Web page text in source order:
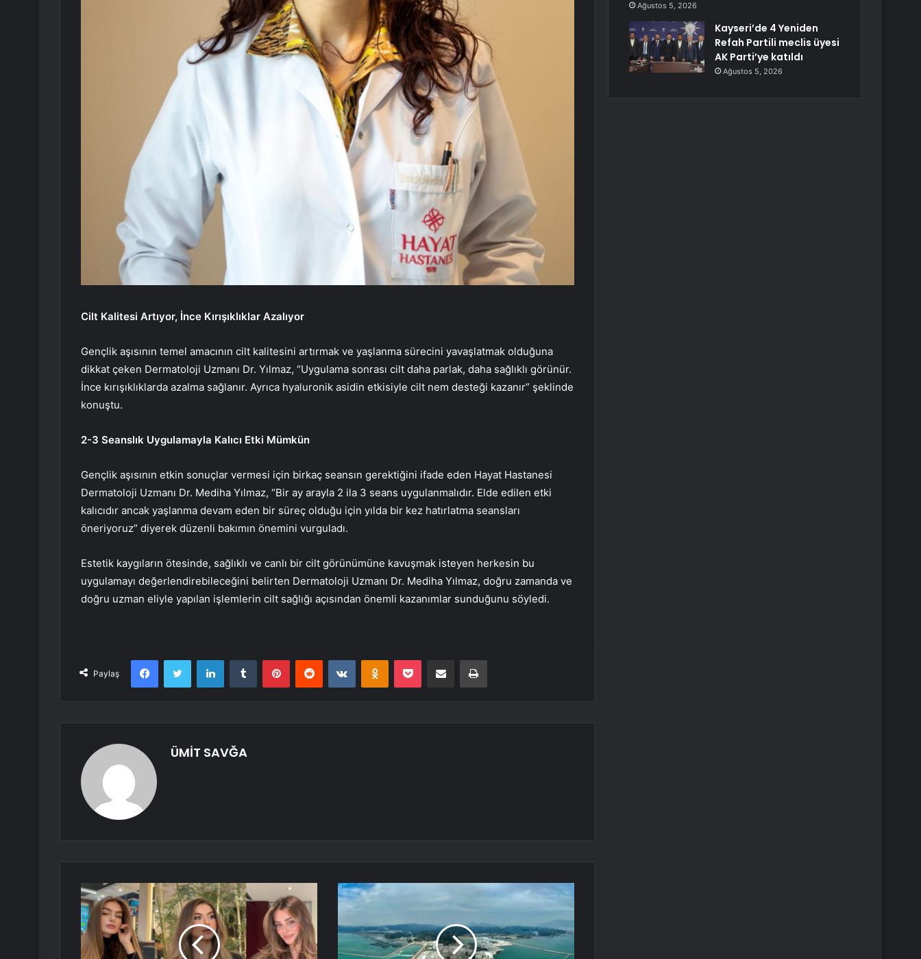
Cilt Kalitesi Artıyor, İnce Kırışıklıklar Azalıyor
Gençlik aşısının temel amacının cilt kalitesini artırmak ve yaşlanma sürecini yavaşlatmak olduğuna
dikkat çeken Dermatoloji Uzmanı Dr. Yılmaz, “Uygulama sonrası cilt daha parlak, daha sağlıklı görünür.
İnce kırışıklıklarda azalma sağlanır. Ayrıca hyaluronik asidin etkisiyle cilt nem desteği kazanır” şeklinde
konuştu.
2-3 Seanslık Uygulamayla Kalıcı Etki Mümkün
Gençlik aşısının etkin sonuçlar vermesi için birkaç seansın gerektiğini ifade eden Hayat Hastanesi
Dermatoloji Uzmanı Dr. Mediha Yılmaz, “Bir ay arayla 2 ila 3 seans uygulanmalıdır. Elde edilen etki
kalıcıdır ancak yaşlanma devam eden bir süreç olduğu için yılda bir kez hatırlatma seansları
öneriyoruz” diyerek düzenli bakımın önemini vurguladı.
Estetik kaygıların ötesinde, sağlıklı ve canlı bir cilt görünümüne kavuşmak isteyen herkesin bu
uygulamayı değerlendirebileceğini belirten Dermatoloji Uzmanı Dr. Mediha Yılmaz, doğru zamanda ve
doğru uzman eliyle yapılan işlemlerin cilt sağlığı açısından önemli kazanımlar sunduğunu söyledi.
Paylaş
FacebookTwitter LinkedInTumblr PinterestReddit VKontakteOdnoklassniki
Pocket E-Posta ile paylaş Yazdır
ÜMİT SAVĞA
Ağustos 5, 2026
Kayseri’de 4 Yeniden
Refah Partili meclis üyesi
AK Parti’ye katıldı
Ağustos 5, 2026